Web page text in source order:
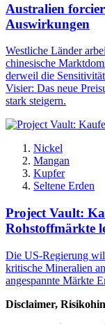
Australien
Auswirkungen
Westliche Länder
chinesische
derweil die
Visier: Das neue
stark steigern.
Nickel
Mangan
Kupfer
Seltene Erden
Project Vault:
Rohstoffmärkte
Die US-Regierung
kritische Mineralien
angespannte Märkte
Disclaimer,